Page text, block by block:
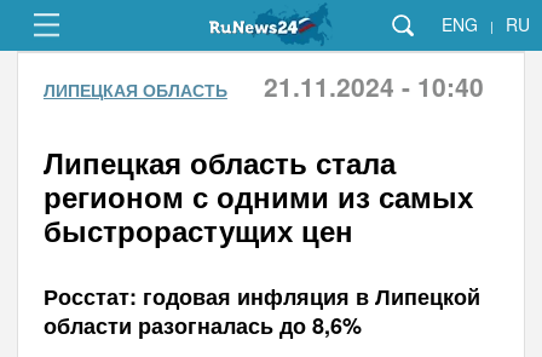
ENG | RU
ЛИПЕЦКАЯ ОБЛАСТЬ 21.11.2024 - 10:40
Липецкая область стала
регионом с одними из самых
быстрорастущих цен
Росстат: годовая инфляция в Липецкой
области разогналась до 8,6%